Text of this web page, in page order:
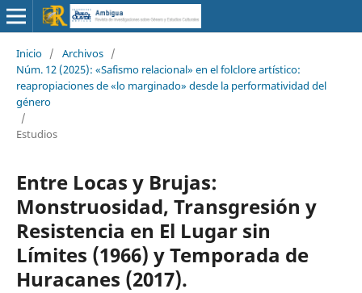
Inicio / Archivos /
Núm. 12 (2025): «Safismo relacional» en el folclore artístico:
reapropiaciones de «lo marginado» desde la performatividad del
género
/
Estudios
Entre Locas y Brujas:
Monstruosidad, Transgresión y
Resistencia en El Lugar sin
Límites (1966) y Temporada de
Huracanes (2017).